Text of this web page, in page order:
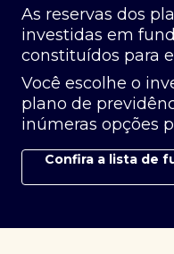
As reservas dos
investidas em
constituídos para
Você escolhe o
plano de
inúmeras opções
Confira a lista de